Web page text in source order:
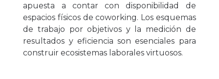
apuesta a contar con disponibilidad de
espacios físicos de coworking. Los esquemas
de trabajo por objetivos y la medición de
resultados y eficiencia son esenciales para
construir ecosistemas laborales virtuosos.